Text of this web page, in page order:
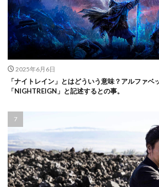
2025年6月6日
「ナイトレイン」とはどういう意味？アルファベ
「NIGHTREIGN」と記述するとの事。